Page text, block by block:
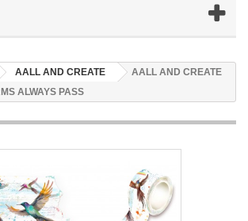
AALL AND CREATE
AALL AND CREATE
ALWAYS PASS